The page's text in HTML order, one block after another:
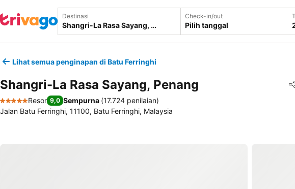
Destinasi Check-in/out
Pilih tanggal
Lihat semua penginapan di Batu Ferringhi
Shangri-La Rasa Sayang, Penang
5 Bintang
Resor 9,0 Sempurna (17.724 penilaian)
Jalan Batu Ferringhi, 11100, Batu Ferringhi, Malaysia